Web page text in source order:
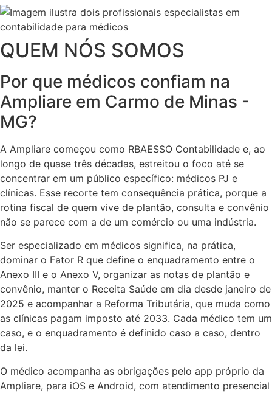
QUEM NÓS SOMOS
Por que médicos confiam na
Ampliare em Carmo de Minas -
MG?
A Ampliare começou como RBAESSO Contabilidade e, ao
longo de quase três décadas, estreitou o foco até se
concentrar em um público específico: médicos PJ e
clínicas. Esse recorte tem consequência prática, porque a
rotina fiscal de quem vive de plantão, consulta e convênio
não se parece com a de um comércio ou uma indústria.
Ser especializado em médicos significa, na prática,
dominar o Fator R que define o enquadramento entre o
Anexo III e o Anexo V, organizar as notas de plantão e
convênio, manter o Receita Saúde em dia desde janeiro de
2025 e acompanhar a Reforma Tributária, que muda como
as clínicas pagam imposto até 2033. Cada médico tem um
caso, e o enquadramento é definido caso a caso, dentro
da lei.
O médico acompanha as obrigações pelo app próprio da
Ampliare, para iOS e Android, com atendimento presencial